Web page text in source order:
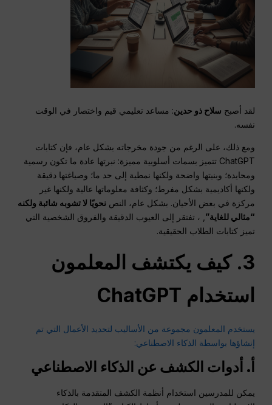
لقد أصبح سلاح ذو حدين: مساعد تعليمي قيم واختصار في الوقت
نفسه.
ومع ذلك، على الرغم من جودة مخرجاته بشكل عام، فإن كتابات
ChatGPT تتميز بسمات أسلوبية مميزة: نبرتها عادة ما تكون رسمية
ومحايدة؛ وبنيتها واضحة ولكنها نمطية إلى حد ما؛ وصياغتها دقيقة
ولكنها أكاديمية بشكل مفرط؛ وكثافة معلوماتها عالية ولكنها غير
مركزة في بعض الأحيان. بشكل عام، النص نحويًا لا تشوبه شائبة ولكنه
“مثالي للغاية” , ، تفتقر إلى العيوب الدقيقة والفروق الشخصية التي
تميز كتابات الطلاب الحقيقية.
3. كيف يكتشف المعلمون
استخدام ChatGPT
يستخدم المعلمون مجموعة من الأساليب لتحديد الأعمال التي تم
إنشاؤها بواسطة الذكاء الاصطناعي:
أ. أدوات الكشف عن الذكاء الاصطناعي
يمكن للمدرسين استخدام أنظمة الكشف المتقدمة بالذكاء